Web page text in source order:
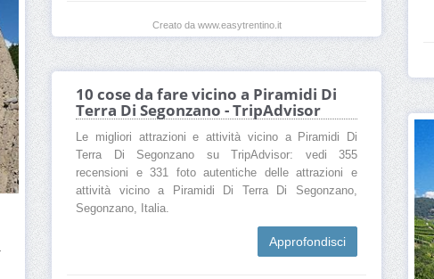
Creato da www.easytrentino.it
10 cose da fare vicino a Piramidi Di
Terra Di Segonzano - TripAdvisor
Le migliori attrazioni e attività vicino a Piramidi Di
Terra Di Segonzano su TripAdvisor: vedi 355
recensioni e 331 foto autentiche delle attrazioni e
attività vicino a Piramidi Di Terra Di Segonzano,
Segonzano, Italia.
Approfondisci